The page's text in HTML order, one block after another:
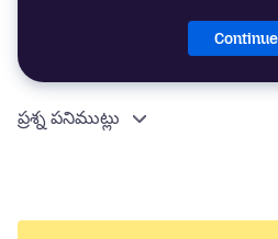
Continue
ప్రశ్న పనిముట్లు